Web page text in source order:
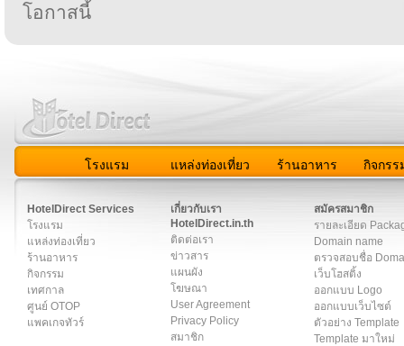
โอกาสนี้
โรงแรม แหล่งท่องเที่ยว ร้านอาหาร กิจกรร
HotelDirect Services
โรงแรม
แหล่งท่องเที่ยว
ร้านอาหาร
กิจกรรม
เทศกาล
ศูนย์ OTOP
แพคเกจทัวร์
เกี่ยวกับเรา
HotelDirect.in.th
ติดต่อเรา
ข่าวสาร
แผนผัง
โฆษณา
User Agreement
Privacy Policy
สมาชิก
สมัครสมาชิก
รายละเอียด
Domain name
ตรวจสอบชื่อ
เว็บโฮสติ้ง
ออกแบบ Logo
ออกแบบเว็บไซต์
ตัวอย่าง Template
Template มาใหม่